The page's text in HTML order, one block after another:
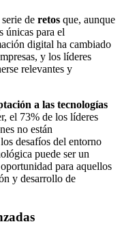
de retos que, aunque
únicas para el
digital ha cambiado
y los líderes
relevantes y
a las tecnologías
el 73% de los líderes
no están
desafíos del entorno
puede ser un
para aquellos
y desarrollo de